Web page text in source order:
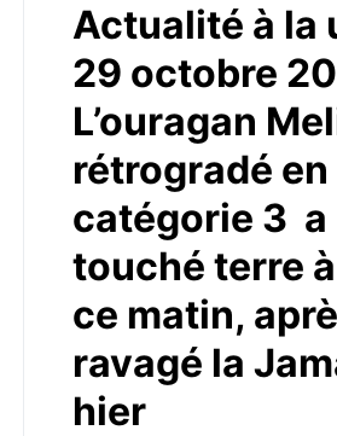
Actualité à la
29 octobre
L’ouragan
rétrogradé en
catégorie 3 a
touché terre
ce matin,
ravagé la
hier